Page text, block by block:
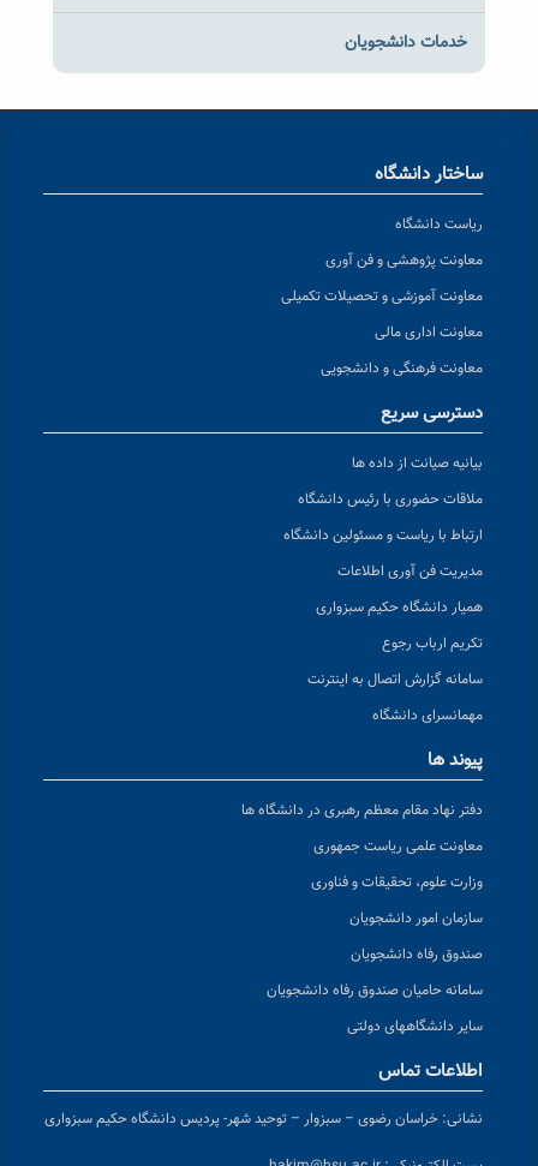
خدمات دانشجویان
ساختار دانشگاه
ریاست دانشگاه
معاونت پژوهشی و فن آوری
معاونت آموزشی و تحصیلات تکمیلی
معاونت اداری مالی
معاونت فرهنگی و دانشجویی
دسترسی سریع
بیانیه صیانت از داده ها
ملاقات حضوری با رئیس دانشگاه
ارتباط با ریاست و مسئولین دانشگاه
مدیریت فن آوری اطلاعات
همیار دانشگاه حکیم سبزواری
تکریم ارباب رجوع
سامانه گزارش اتصال به اینترنت
مهمانسرای دانشگاه
پیوند ها
دفتر نهاد مقام معظم رهبری در دانشگاه ها
معاونت علمی ریاست جمهوری
وزارت علوم، تحقیقات و فناوری
سازمان امور دانشجویان
صندوق رفاه دانشجویان
سامانه حامیان صندوق رفاه دانشجویان
سایر دانشگاههای دولتی
اطلاعات تماس
نشانی: خراسان رضوی – سبزوار – توحید شهر- پردیس دانشگاه حکیم سبزواری